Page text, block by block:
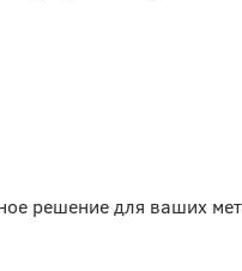
решение для ваших